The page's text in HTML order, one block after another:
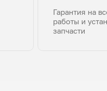
Гарантия на
работы и
запчасти